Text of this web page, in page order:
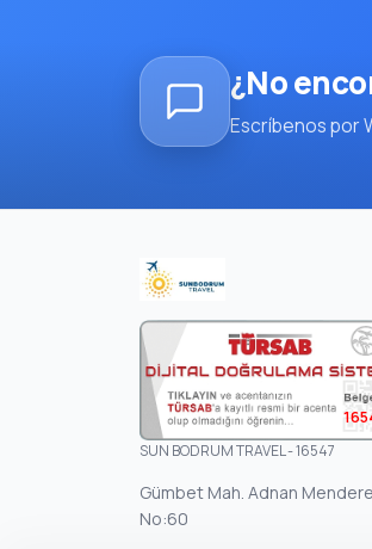
¿No
Escríbenos por
SUN BODRUM TRAVEL - 16547
Gümbet Mah. Adnan
No:60